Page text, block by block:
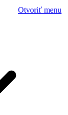
Otvoriť menu